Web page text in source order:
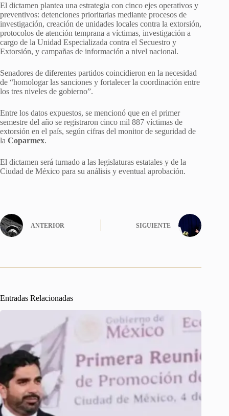
El dictamen plantea una estrategia con cinco ejes operativos y
preventivos: detenciones prioritarias mediante procesos de
investigación, creación de unidades locales contra la extorsión,
protocolos de atención temprana a víctimas, investigación a
cargo de la Unidad Especializada contra el Secuestro y
Extorsión, y campañas de información a nivel nacional.
Senadores de diferentes partidos coincidieron en la necesidad
de “homologar las sanciones y fortalecer la coordinación entre
los tres niveles de gobierno”.
Entre los datos expuestos, se mencionó que en el primer
semestre del año se registraron cinco mil 887 víctimas de
extorsión en el país, según cifras del monitor de seguridad de
la Coparmex.
El dictamen será turnado a las legislaturas estatales y de la
Ciudad de México para su análisis y eventual aprobación.
ANTERIOR SIGUIENTE
Entradas Relacionadas